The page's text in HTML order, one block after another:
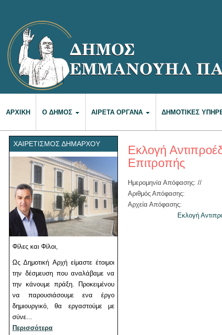
ΑΡΧΙΚΉ Ο ΔΉΜΟΣ ΑΙΡΕΤΆ ΌΡΓΑΝΑ ΔΗΜΟΤΙΚΈΣ
ΧΑΙΡΕΤΙΣΜΌΣ ΔΗΜΆΡΧΟΥ
Φίλες και Φίλοι,
Ως Δημοτική Αρχή είμαστε έτοιμοι
την δέσμευση που αναλάβαμε να
την κάνουμε πράξη. Προκειμένου
να παρουσιάσουμε ενα έργο
δημιουργικό, θα εργαστούμε με
σύνε...
Περισσότερα
Εκλογή
Επιτροπής
Ημερομηνία Απόφασης: //
Αριθμός Απόφασης:
Αρχεία Απόφασης:
Εκλογή